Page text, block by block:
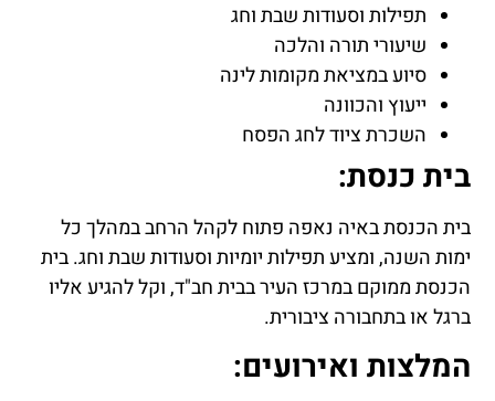
תפילות וסעודות שבת וחג
שיעורי תורה והלכה
סיוע במציאת מקומות לינה
ייעוץ והכוונה
השכרת ציוד לחג הפסח
בית כנסת:
בית הכנסת באיה נאפה פתוח לקהל הרחב במהלך כל
ימות השנה, ומציע תפילות יומיות וסעודות שבת וחג. בית
הכנסת ממוקם במרכז העיר בבית חב"ד, וקל להגיע אליו
ברגל או בתחבורה ציבורית.
המלצות ואירועים: